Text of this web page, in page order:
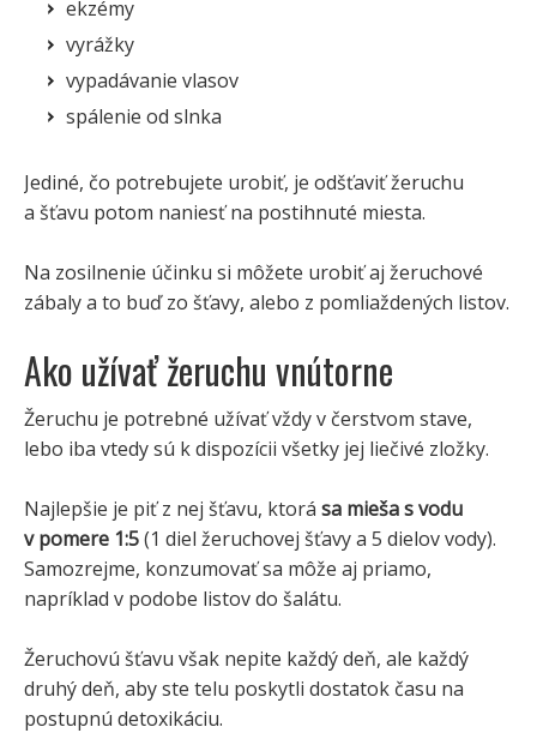
ekzémy
vyrážky
vypadávanie vlasov
spálenie od slnka
Jediné, čo potrebujete urobiť, je odšťaviť žeruchu
a šťavu potom naniesť na postihnuté miesta.
Na zosilnenie účinku si môžete urobiť aj žeruchové
zábaly a to buď zo šťavy, alebo z pomliaždených listov.
Ako užívať žeruchu vnútorne
Žeruchu je potrebné užívať vždy v čerstvom stave,
lebo iba vtedy sú k dispozícii všetky jej liečivé zložky.
Najlepšie je piť z nej šťavu, ktorá sa mieša s vodu
v pomere 1:5(1 diel žeruchovej šťavy a 5 dielov vody).
Samozrejme, konzumovať sa môže aj priamo,
napríklad v podobe listov do šalátu.
Žeruchovú šťavu však nepite každý deň, ale každý
druhý deň, aby ste telu poskytli dostatok času na
postupnú detoxikáciu.